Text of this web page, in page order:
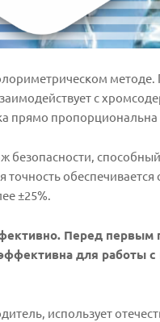
с
прямо пропорциональна
точность
±25%.
Перед
для работы
использует